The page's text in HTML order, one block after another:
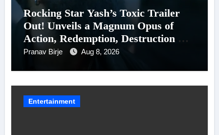
Rocking Star Yash’s Toxic Trailer
Out! Unveils a Magnum Opus of
Action, Redemption, Destruction &
Entanglements
Pranav Birje Aug 8, 2026
Entertainment